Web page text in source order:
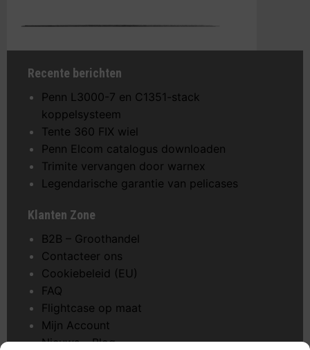
Recente berichten
Penn L3000-7 en C1351-stack
koppelsysteem
Tente 360 FIX wiel
Penn Elcom catalogus downloaden
Trimite vervangen door warnex
Legendarische garantie van pelicases
Klanten Zone
B2B – Groothandel
Contacteer ons
Cookiebeleid (EU)
FAQ
Flightcase op maat
Mijn Account
Nieuws – Blog